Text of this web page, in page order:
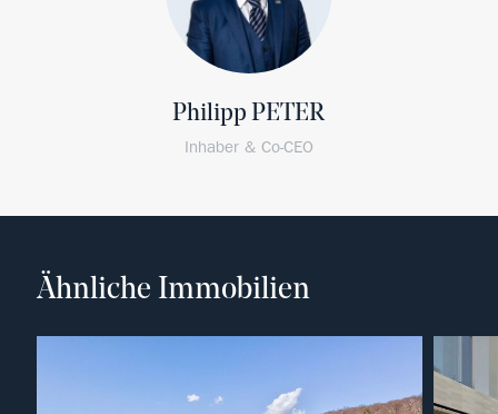
Philipp PETER
Inhaber & Co-CEO
Ähnliche Immobilien